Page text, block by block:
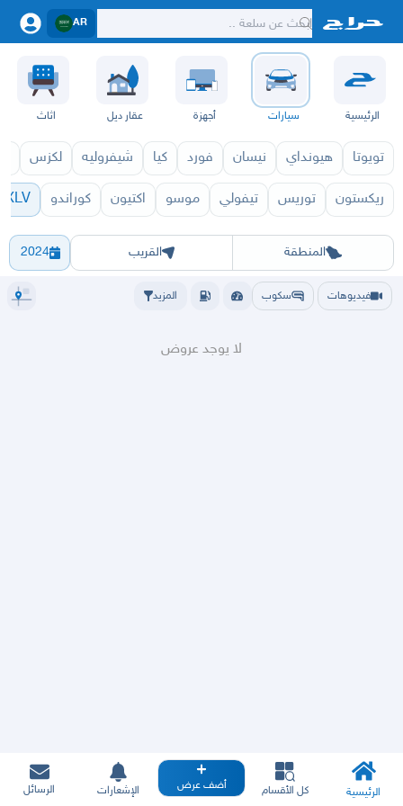
AR
الرئيسية سيارات أجهزة عقار ديل اثاث
تويوتا هيونداي نيسان فورد كيا شيفروليه لكزس
ريكستون توريس تيفولي موسو اكتيون كوراندو XLV
المنطقة
الرياض الشرقيهجده الطايف حائلأبها عسيرالباحة
القريب 2024
XLV 1970
فيديوهات سكوب المزيد
لا يوجد عروض
الرئيسية كل الأقسام أضف عرض الإشعارات الرسائل